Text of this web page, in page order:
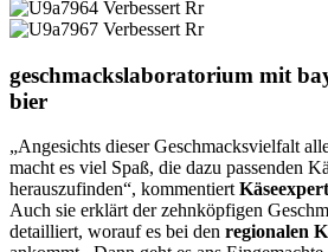
geschmackslaboratorium mit
bier
„Angesichts dieser Geschmacksvielfalt
macht es viel Spaß, die dazu passenden
herauszufinden“, kommentiert
Auch sie erklärt der zehnköpfigen
detailliert, worauf es bei den regionalen